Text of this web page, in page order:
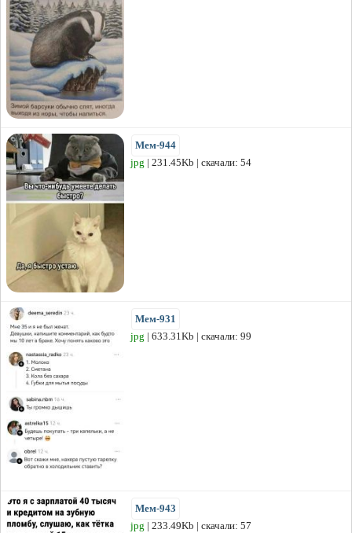
Мем-944
jpg | 231.45Kb | скачали: 54
Мем-931
jpg | 633.31Kb | скачали: 99
Мем-943
jpg | 233.49Kb | скачали: 57